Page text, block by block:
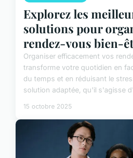
Explorez les
solutions pour
rendez-vous bien-
Organiser efficacement vos
transforme votre quotidien en
du temps et en réduisant le
solution adaptée, qu'il s'agisse
15 octobre 2025